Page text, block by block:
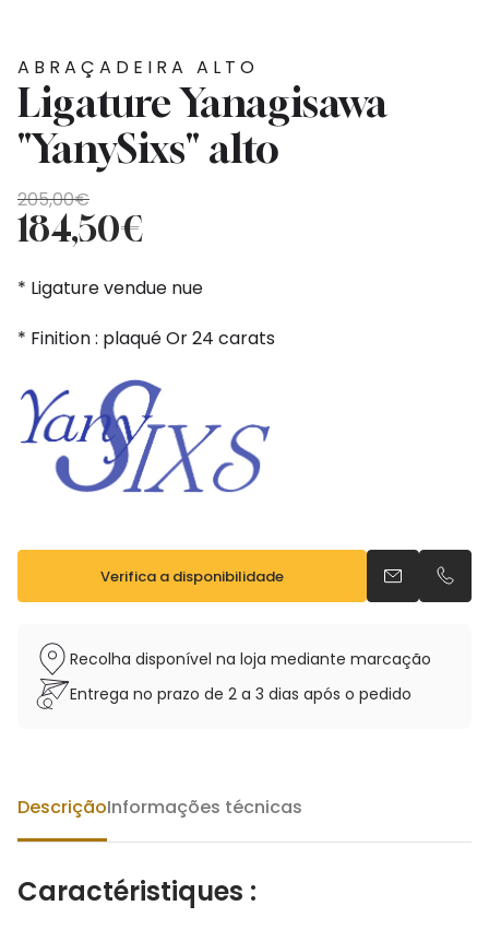
ABRAÇADEIRA ALTO
Ligature Yanagisawa
"YanySixs" alto
205,00€
O
preço
original
era:
205,00€.
184,50€
O
preço
atual
é:
184,50€.
* Ligature vendue nue
* Finition : plaqué Or 24 carats
Verifica a disponibilidade Envia um e-
Recolha disponível na loja mediante marcação
Entrega no prazo de 2 a 3 dias após o pedido
DescriçãoInformações técnicas
Caractéristiques :